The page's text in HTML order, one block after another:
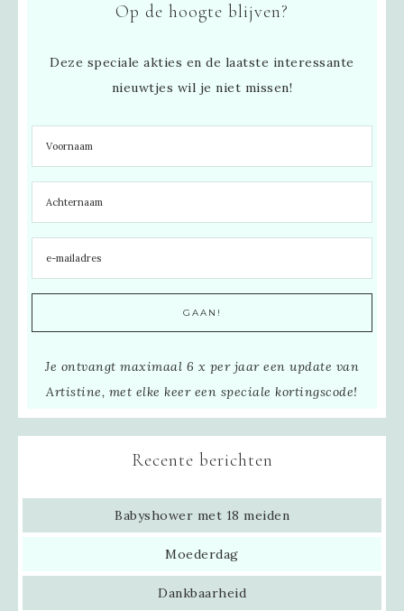
Op de hoogte blijven?
Deze speciale akties en de laatste interessante
nieuwtjes wil je niet missen!
Je ontvangt maximaal 6 x per jaar een update van
Artistine, met elke keer een speciale kortingscode!
Recente berichten
Babyshower met 18 meiden
Moederdag
Dankbaarheid